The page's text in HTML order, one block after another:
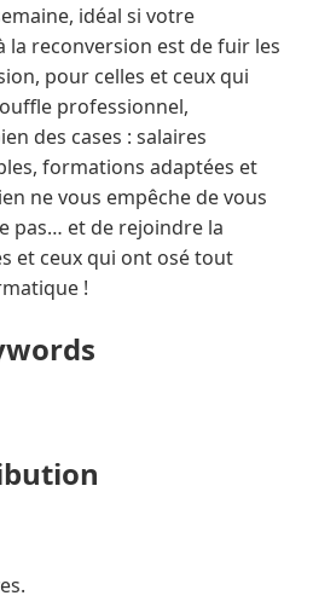
idéal si votre
reconversion est de fuir les
pour celles et ceux qui
professionnel,
des cases : salaires
formations adaptées et
ne vous empêche de vous
pas… et de rejoindre la
et ceux qui ont osé tout
!